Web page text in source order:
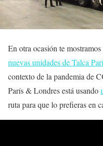
En otra ocasión te mostramos
nuevas unidades de Talca
contexto de la pandemia de
París & Londres está usando
ruta para que lo prefieras en